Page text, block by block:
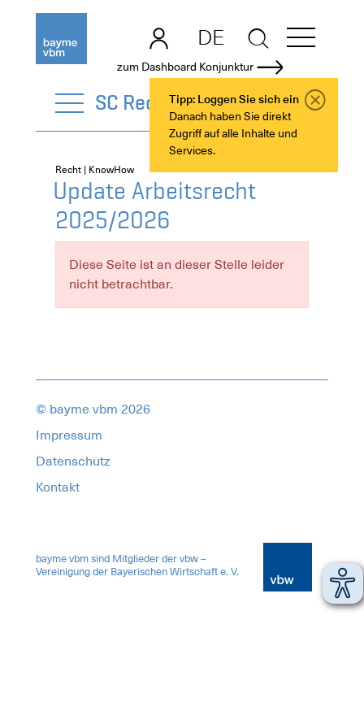
zum Dashboard Konjunktur
Tipp: Loggen Sie sich ein
Danach haben Sie direkt
Zugriff auf alle Inhalte und
Services.
DE
EN
SC Recht
Recht | KnowHow
Update Arbeitsrecht
2025/2026
Diese Seite ist an dieser Stelle leider
nicht betrachtbar.
© bayme vbm 2026
Impressum
Datenschutz
Kontakt
bayme vbm sind Mitglieder der vbw –
Vereinigung der Bayerischen Wirtschaft e. V.